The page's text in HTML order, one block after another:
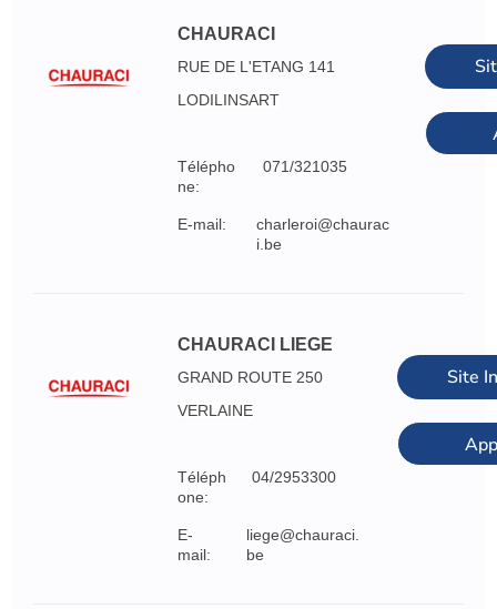
CHAURACI
RUE DE L'ETANG 141
LODILINSART
Télépho
ne:
071/321035
E-mail:
charleroi@chaurac
i.be
CHAURACI LIEGE
GRAND ROUTE 250
VERLAINE
Téléph
one:
04/2953300
E-
mail:
liege@chauraci.
be
Site